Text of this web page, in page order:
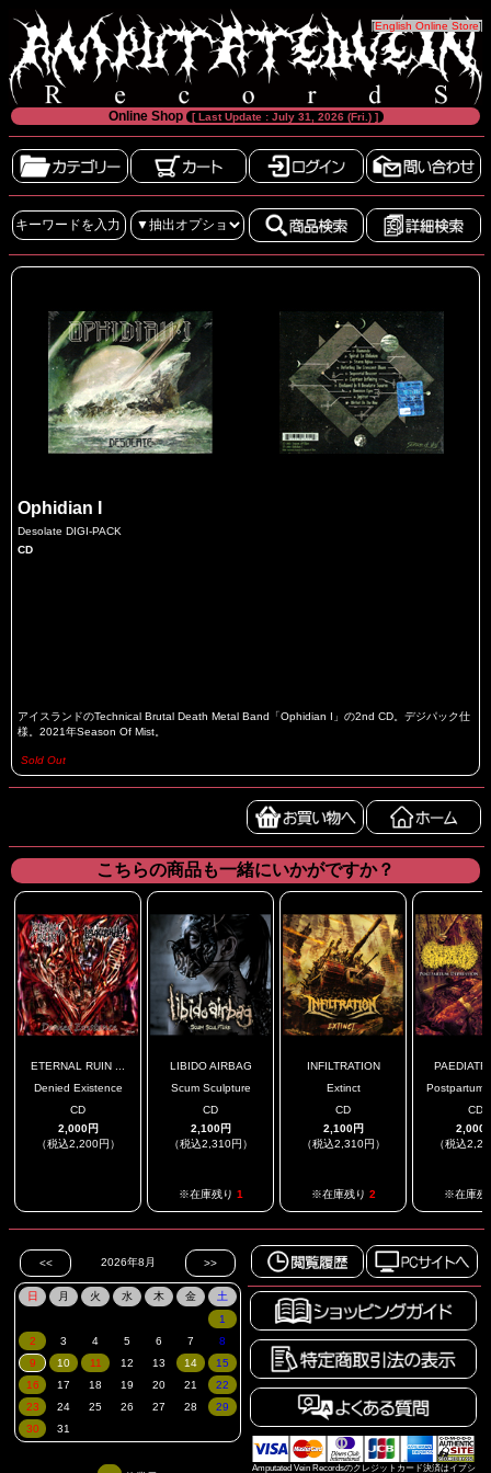
[English Online Store]
Online Shop [ Last Update : July 31, 2026 (Fri.) ]
Ophidian I
Desolate DIGI-PACK
CD
アイスランドのTechnical Brutal Death Metal Band「Ophidian I」の2nd CD。デジパック仕
様。2021年Season Of Mist。
Sold Out
こちらの商品も一緒にいかがですか？
ETERNAL RUIN ...
Denied Existence
CD
2,000円
（税込2,200円）
LIBIDO AIRBAG
Scum Sculpture
CD
2,100円
（税込2,310円）
※在庫残り 1
INFILTRATION
Extinct
CD
2,100円
（税込2,310円）
※在庫残り 2
Postpartum
CD
2,000
（税込
※在庫残
Amputated Vein Recordsのクレジットカード決済はイプシ